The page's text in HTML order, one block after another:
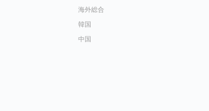
海外総合
韓国
中国